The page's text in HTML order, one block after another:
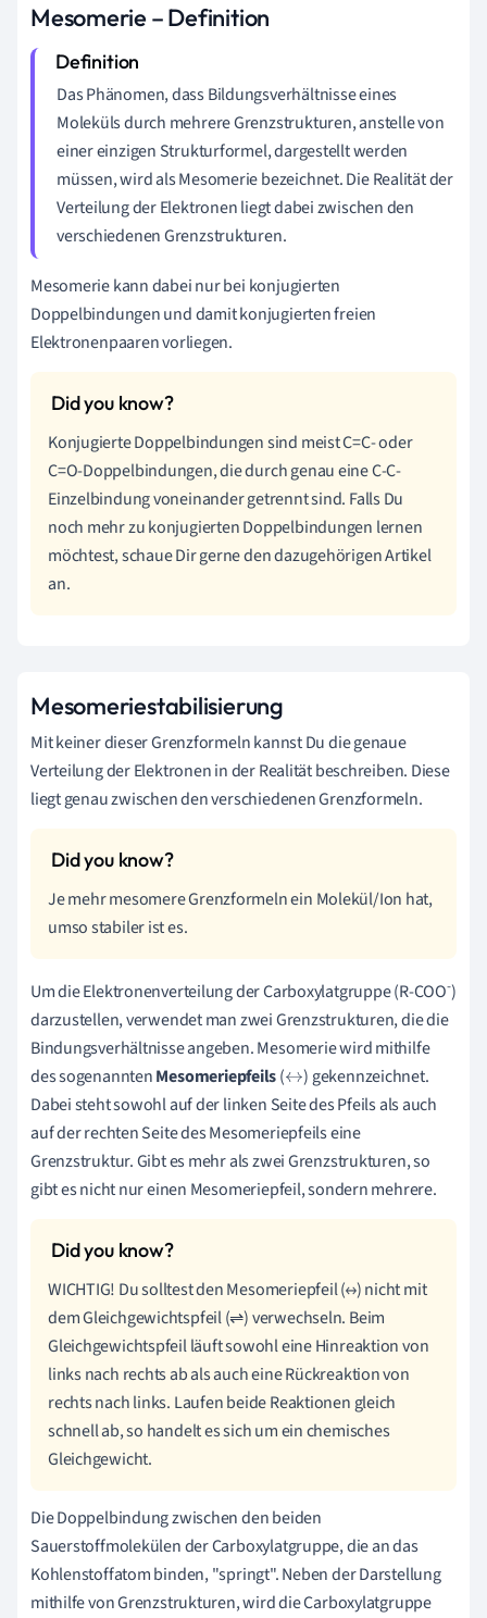
Mesomerie – Definition
Das Phänomen, dass Bildungsverhältnisse eines
Moleküls durch mehrere Grenzstrukturen, anstelle von
einer einzigen Strukturformel, dargestellt werden
müssen, wird als Mesomerie bezeichnet. Die Realität der
Verteilung der Elektronen liegt dabei zwischen den
verschiedenen Grenzstrukturen.
Mesomerie kann dabei nur bei konjugierten
Doppelbindungen und damit konjugierten freien
Elektronenpaaren vorliegen.
Konjugierte Doppelbindungen sind meist C=C- oder
C=O-Doppelbindungen, die durch genau eine C-C-
Einzelbindung voneinander getrennt sind. Falls Du
noch mehr zu konjugierten Doppelbindungen lernen
möchtest, schaue Dir gerne den dazugehörigen Artikel
an.
Mesomeriestabilisierung
Mit keiner dieser Grenzformeln kannst Du die genaue
Verteilung der Elektronen in der Realität beschreiben. Diese
liegt genau zwischen den verschiedenen Grenzformeln.
Je mehr mesomere Grenzformeln ein Molekül/Ion hat,
umso stabiler ist es.
Um die Elektronenverteilung der Carboxylatgruppe (R-COO-)
darzustellen, verwendet man zwei Grenzstrukturen, die die
Bindungsverhältnisse angeben. Mesomerie wird mithilfe
des sogenanntenMesomeriepfeils(↔ ) gekennzeichnet.
Dabei steht sowohl auf der linken Seite des Pfeils als auch
auf der rechten Seite des Mesomeriepfeils eine
Grenzstruktur. Gibt es mehr als zwei Grenzstrukturen, so
gibt es nicht nur einen Mesomeriepfeil, sondern mehrere.
WICHTIG! Du solltest den Mesomeriepfeil (↔) nicht mit
dem Gleichgewichtspfeil (⇌) verwechseln. Beim
Gleichgewichtspfeil läuft sowohl eine Hinreaktion von
links nach rechts ab als auch eine Rückreaktion von
rechts nach links. Laufen beide Reaktionen gleich
schnell ab, so handelt es sich um ein chemisches
Gleichgewicht.
Die Doppelbindung zwischen den beiden
Sauerstoffmolekülen der Carboxylatgruppe, die an das
Kohlenstoffatom binden, "springt". Neben der Darstellung
mithilfe von Grenzstrukturen, wird die Carboxylatgruppe